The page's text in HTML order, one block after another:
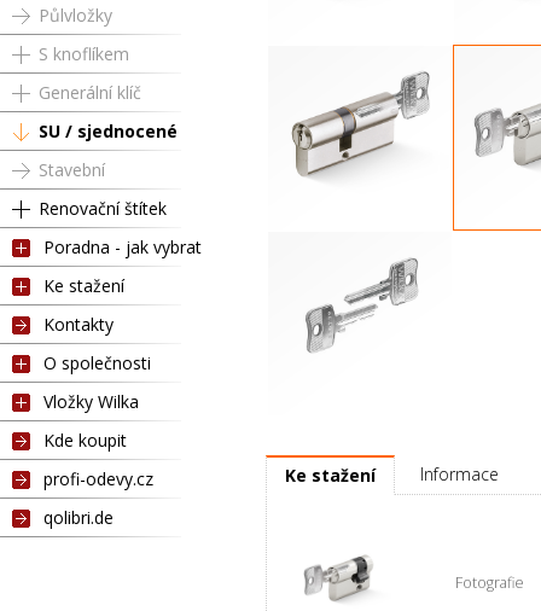
Půlvložky
S knoflíkem
Generální klíč
SU / sjednocené
Stavební
Renovační štítek
Poradna - jak vybrat
Ke stažení
Kontakty
O společnosti
Vložky Wilka
Kde koupit
profi-odevy.cz
qolibri.de
Ke stažení Informace
Fotografie